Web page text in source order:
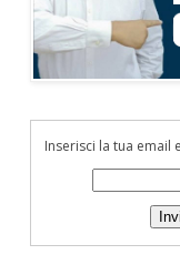
Inserisci la tua email